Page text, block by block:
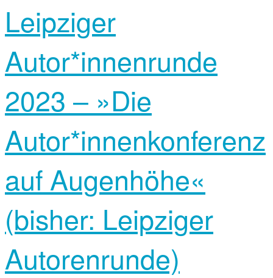
Leipziger
Autor*innen­runde
2023 – »Die
Autor*innenkonferenz
auf Augenhöhe«
(bisher: Leipziger
Autorenrunde)